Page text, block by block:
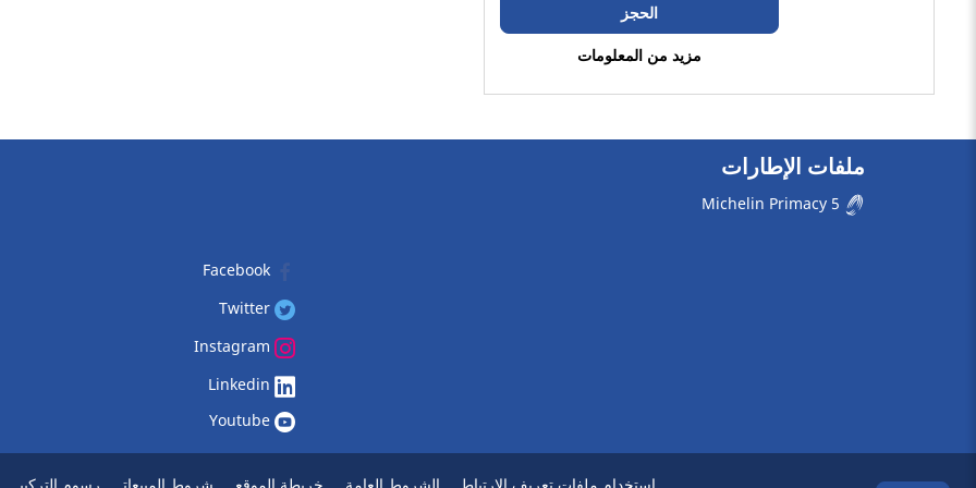
رَن فلات
رَن فلات (1)
ليست رَن فلات (0)
الحجز
مزيد من المعلومات
ملفات الإطارات
Facebook
Twitter
Youtube